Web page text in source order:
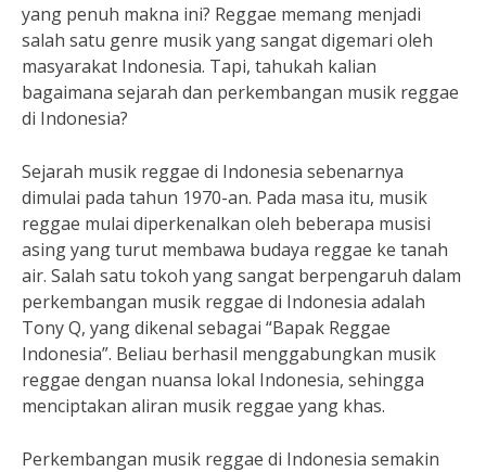
yang penuh makna ini? Reggae memang menjadi
salah satu genre musik yang sangat digemari oleh
masyarakat Indonesia. Tapi, tahukah kalian
bagaimana sejarah dan perkembangan musik reggae
di Indonesia?
Sejarah musik reggae di Indonesia sebenarnya
dimulai pada tahun 1970-an. Pada masa itu, musik
reggae mulai diperkenalkan oleh beberapa musisi
asing yang turut membawa budaya reggae ke tanah
air. Salah satu tokoh yang sangat berpengaruh dalam
perkembangan musik reggae di Indonesia adalah
Tony Q, yang dikenal sebagai “Bapak Reggae
Indonesia”. Beliau berhasil menggabungkan musik
reggae dengan nuansa lokal Indonesia, sehingga
menciptakan aliran musik reggae yang khas.
Perkembangan musik reggae di Indonesia semakin